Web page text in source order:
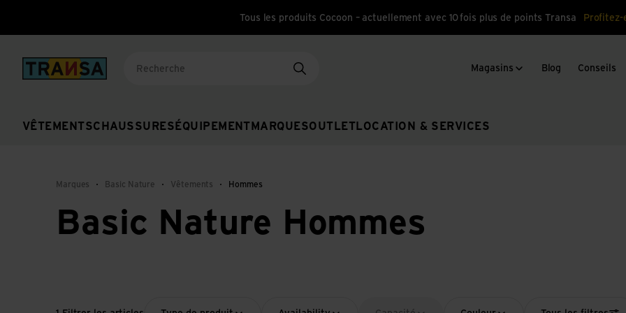
Tous les produits Cocoon – actuellement avec 10 fois plus de points Transa Profitez-
Back to home
VÊTEMENTSCHAUSSURES ÉQUIPEMENT MARQUESOUTLET LOCATION & SERVICES
Magasins Blog Conseils
Marques Basic Nature Vêtements Hommes
Basic Nature Hommes